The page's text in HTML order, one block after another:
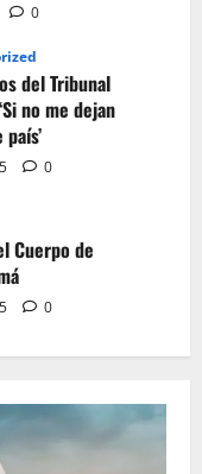
0
del Tribunal
no me dejan
0
Cuerpo de
0